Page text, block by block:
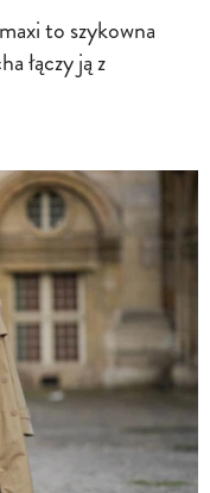
to szykowna
łączy ją z